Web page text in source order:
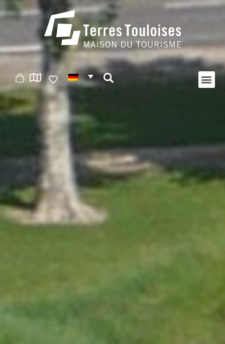
Cookie-Einstellungen